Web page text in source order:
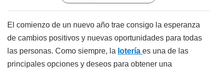
El comienzo de un nuevo año trae consigo la esperanza
de cambios positivos y nuevas oportunidades para todas
las personas. Como siempre, la lotería es una de las
principales opciones y deseos para obtener una